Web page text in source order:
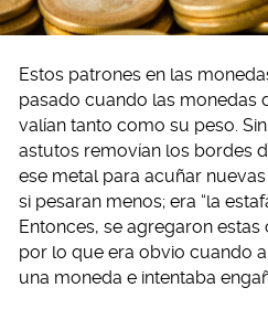
Estos patrones en las
pasado cuando las monedas
valían tanto como su peso.
astutos removían los bordes
ese metal para acuñar
si pesaran menos; era “la
Entonces, se agregaron
por lo que era obvio cuando
una moneda e intentaba